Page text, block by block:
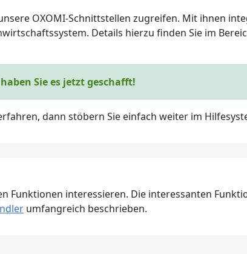
OXOMI-Schnittstellen zugreifen. Mit ihnen
Details hierzu finden Sie im
Sie es jetzt geschafft!
dann stöbern Sie einfach weiter im
Funktionen interessieren. Die interessanten
umfangreich beschrieben.